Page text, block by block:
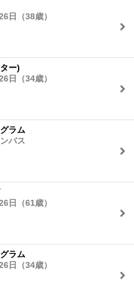
日（38歳）
ー)
日（34歳）
ラム
バス
日（61歳）
ラム
日（34歳）